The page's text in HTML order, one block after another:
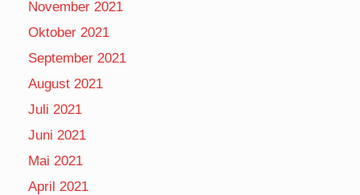
November 2021
Oktober 2021
September 2021
August 2021
Juli 2021
Juni 2021
Mai 2021
April 2021